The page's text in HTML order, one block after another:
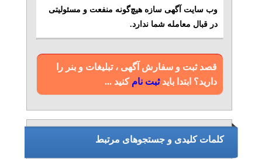
وب سایت آگهی سازه هیچ‌گونه منفعت و مسئولیتی
در قبال معامله شما ندارد.
قصد ثبت و سفارش آگهی ، تبلیغات و بنر را
دارید؟ ابتدا بایدثبت نام کنید ...
کلمات کلیدی و جستجوهای مرتبط